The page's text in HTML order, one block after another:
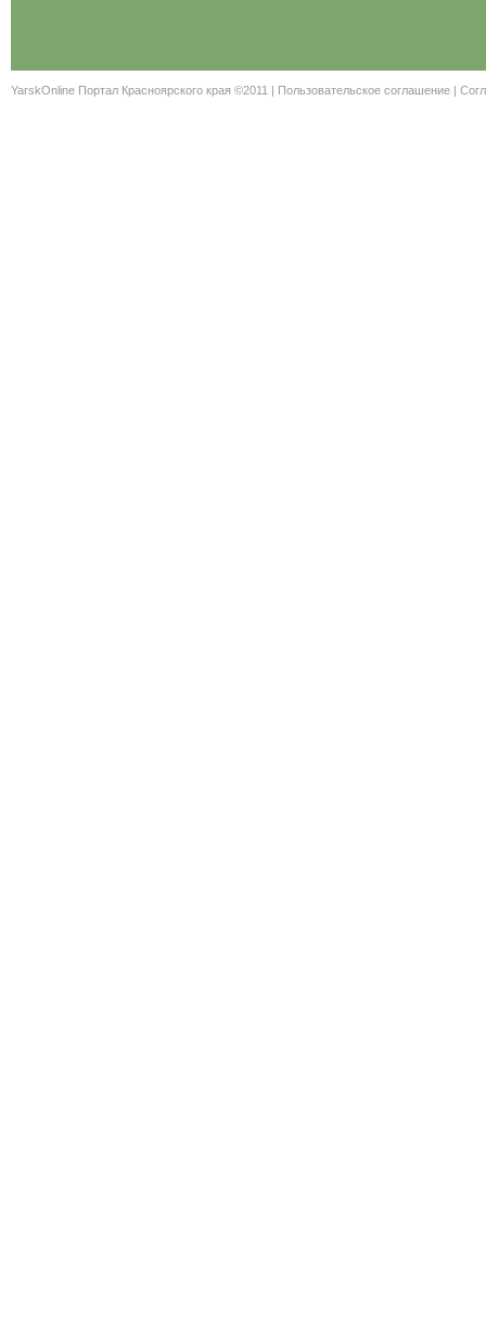
YarskOnline Портал Красноярского края ©2011 | Пользовательское соглашение |